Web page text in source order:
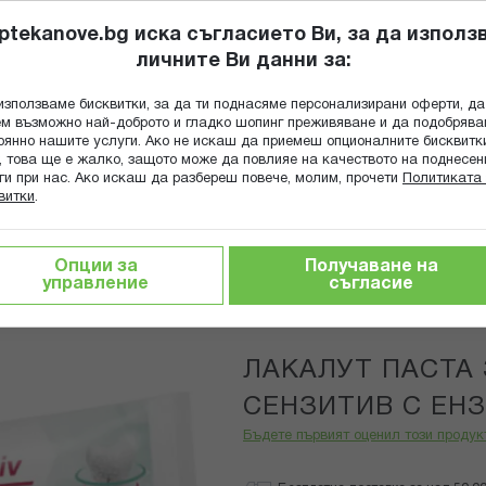
Търсене
ПОПИТАЙ
ГРИЖА ЗА МАЙКАТА И ДЕТЕТО ХРАНИТЕЛНИ ДОБАВКИ
ЛАКАЛУТ ПАСТА ЗА ЗЪБИ
Lacalut
ЛАКАЛУТ ПАСТА
СЕНЗИТИВ С
Бъдете първият оценил този
иска съгласието Ви, за да
личните Ви данни за:
бисквитки, за да ти поднасяме персонализирани оферти, да
възможно най-доброто и гладко шопинг преживяване и да
нашите услуги. Ако не искаш да приемеш опционалните
това ще е жалко, защото може да повлияе на качеството на
при нас. Ако искаш да разбереш повече, молим, прочети
Политиката
.
Опции за
управление
Получаване на
съгласие